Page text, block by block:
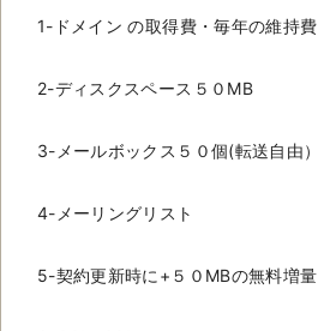
1-ドメイン の取得費・毎年の維持費
2-ディスクスペース５０MB
3-メールボックス５０個(転送自由）
4-メーリングリスト
5-契約更新時に+５０MBの無料増量